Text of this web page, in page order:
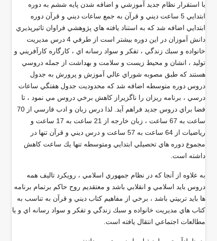
با استقرار نظام جديد آموزشي و اضافه شدن پايه ششم به دوره
ابتدايي 5 ساعت ديني و قرآن به جمع ساعات ديني و قرآن دوره
ابتدايي اضافه شد كه به استناد يافته هاي پژوهشي فراوان تاثيرپذيري
دانش آموزان در اين دوره بيشتر است از طرفي 4 درس مديريت
خانواده و سبك زندگي ، تفكر و سواد رسانه اي ، كارگاره كارآفريني و
توليد ، انشان و محيط زيست و سلامت و بهداشت از جمله دروسي
هستند كه طبق مصوبه شوراي عالي آموزش و پرورش به جدول
دروس دوره متوسطه اضافه شد كه محدوديت جدول هفتگي ساعات
درسي ، برنامه ريزان را ناگزيراز كاهش برخي دروس مي نمود ، تا
فضا براي دروس جديد فراهم آيد. لذا درس زبان و ادب فارسي از 70
ساعت به 67 ساعت ، زبان خارجه از 21 ساعت به 17 ساعت و
رياضيات از 64 ساعت به 57 ساعت و درس ديني و قرآن تنها در
مجموع دوره هاي تحصيلي ابتدايي ومتوسطه تنها يك ساعت كاهش
داشته است
به علاوه از آنجا كه در نظام جمهوري اسلامي ، رويكرد تاليف همه
دروس بايد اسلامي و انقلابي باشد و معتقديم روح حاكم برتمام برنامه
ها بايد تربيتي باشد ، برخي از مفاهيم كتاب ديني و قرآن به تناسب به
كتاب هاي مديريت خانواده و سبك زندگي و تفكر و سواد رسانه اي و يا
مطالعات اجتماعي انتقال يافته است